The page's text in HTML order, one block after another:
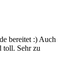
bereitet :) Auch
toll. Sehr zu